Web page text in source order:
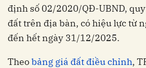
định số 02/2020/QĐ-UBND,
đất trên địa bàn, có hiệu lực từ
đến hết ngày 31/12/2025.
Theobảng giá đất điều chỉnh,